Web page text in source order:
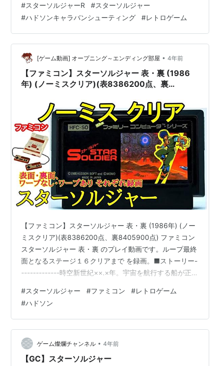
#スターソルジャーR #スターソルジャー
#ハドソンキャラバンシューティング #レトロゲーム
[ゲーム動画] オープニング～エンディング部屋 • 4年前
【ファミコン】スターソルジャー 表・裏 (1986
年) (ノーミスクリア)(表8386200点、裏
【ファミコン】スターソルジャー 表・裏 (1986年) (ノー
ミスクリア)(表8386200点、裏8405900点) ファミコン
スターソルジャー 表・裏 のプレイ動画です。ループ最終
面となるステージ１６クリアまで を録画。■ストーリー-
-------------時空新世紀××.×年。宇宙を航行する船が正体
いた。事態を重くみた惑星連合軍は、原因究明のため大
型戦艦を出撃させた。しかし、帰ってきたのは調査報告
を搭載した通信カプセルだけだったのである。この報告
によって、敵は人工頭脳に制御された巨大な浮遊大陸で
あることが判明。この浮遊大陸を破壊できるの…
#スターソルジャー #ファミコン #レトロゲーム
#ハドソン
ゲーム燦爛チャンネル • 4年前
【GC】スターソルジャー